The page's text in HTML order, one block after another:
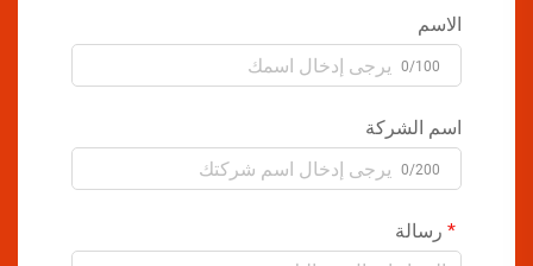
الاسم
0/100
اسم الشركة
0/200
رسالة